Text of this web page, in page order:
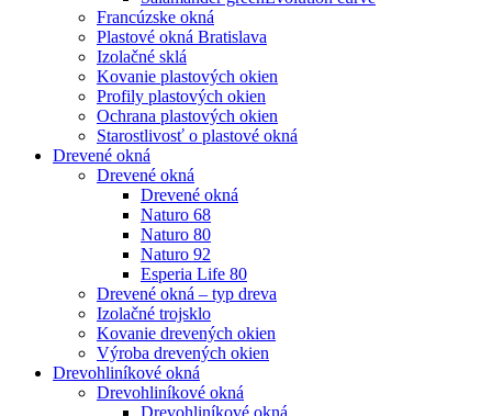
Francúzske okná
Plastové okná Bratislava
Izolačné sklá
Kovanie plastových okien
Profily plastových okien
Ochrana plastových okien
Starostlivosť o plastové okná
Drevené okná
Drevené okná
Drevené okná
Naturo 68
Naturo 80
Naturo 92
Esperia Life 80
Drevené okná – typ dreva
Izolačné trojsklo
Kovanie drevených okien
Výroba drevených okien
Drevohliníkové okná
Drevohliníkové okná